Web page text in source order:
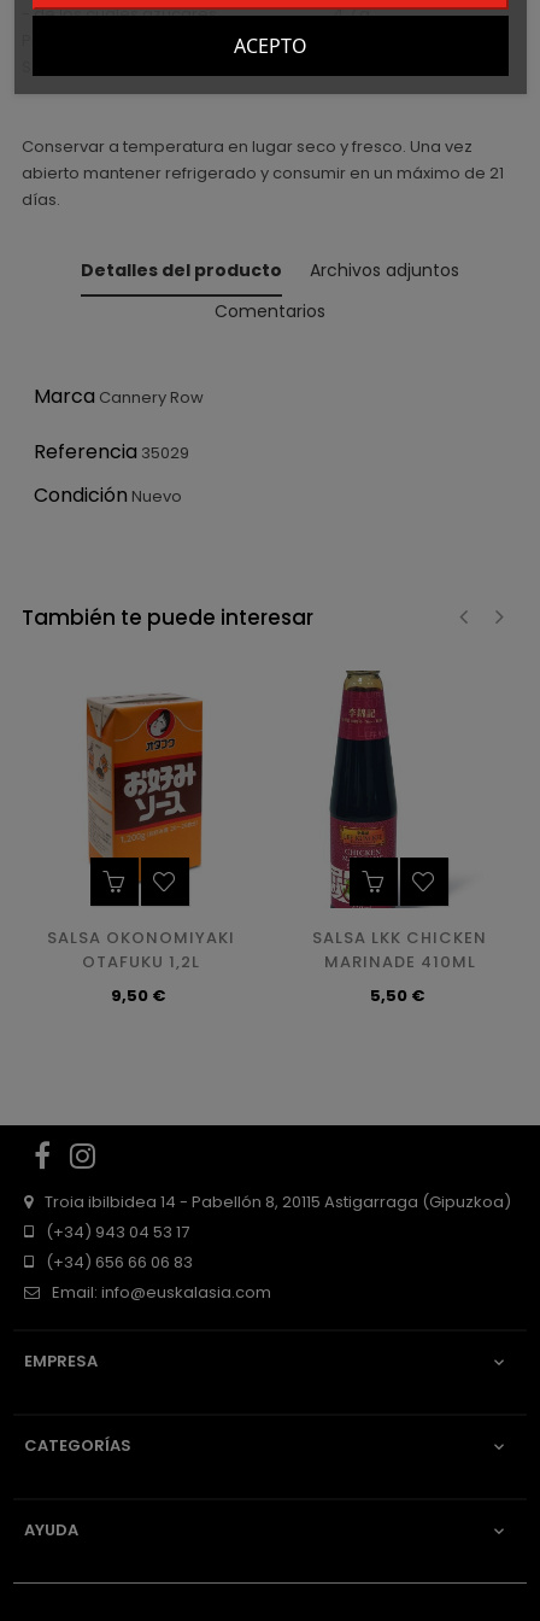
- de los cuales azúcares............................... 4,7 g
Proteína ??....??????????????????... 1,5 g
Conservar a temperatura en lugar seco y fresco. Una vez
abierto mantener refrigerado y consumir en un máximo de 21
días.
Detalles del producto
Archivos adjuntos
Comentarios
Marca Cannery Row
Referencia 35029
Condición Nuevo
También te puede interesar
SALSA OKONOMIYAKI
OTAFUKU 1,2L
Precio
9,50 €
SALSA LKK CHICKEN
MARINADE 410ML
Precio
5,50 €
Facebook
Troia ibilbidea 14 - Pabellón 8, 20115 Astigarraga (Gipuzkoa)
(+34) 943 04 53 17
(+34) 656 66 06 83
Email: info@euskalasia.com
EMPRESA 
CATEGORÍAS 
AYUDA 
ACEPTO